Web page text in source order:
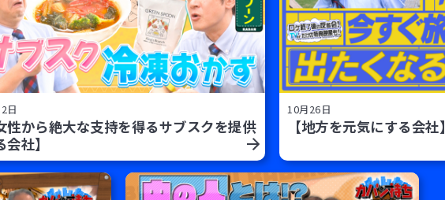
日
性から絶大な支持を得るサブスクを提供
会社】
10月26日
【地方を元気にする会社】